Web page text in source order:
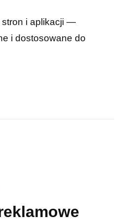
stron i aplikacji —
i dostosowane do